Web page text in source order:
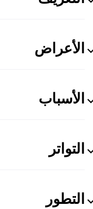
الأعراض
الأسباب
التواتر
التطور